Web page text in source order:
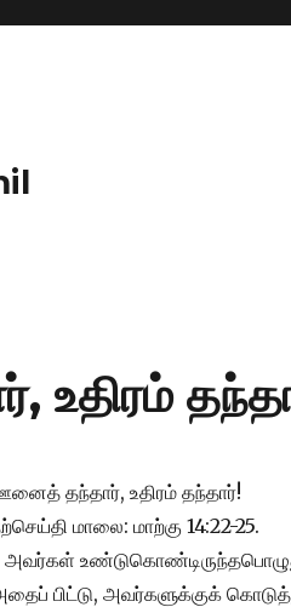
தந்தார், உதிரம் தந்தார்!
மாலை: மாற்கு 14:22-25.
அவர்கள்
பிட்டு, அவர்களுக்குக்